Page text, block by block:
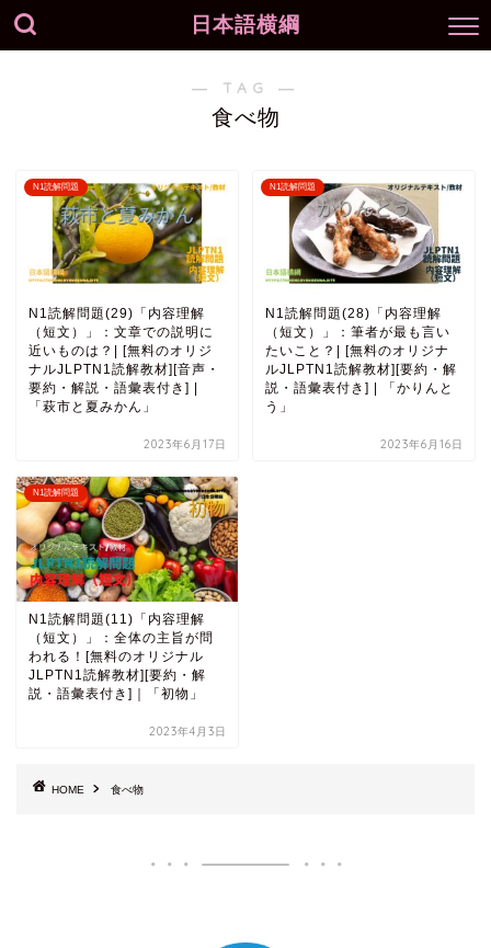
日本語横綱
― TAG ―
食べ物
N1読解問題
N1読解問題(29)「内容理解
（短文）」：文章での説明に
近いものは？| [無料のオリジ
ナルJLPTN1読解教材][音声・
要約・解説・語彙表付き] |
「萩市と夏みかん」
2023年6月17日
N1読解問題
N1読解問題(28)「内容理解
（短文）」：筆者が最も言い
たいこと？| [無料のオリジナ
ルJLPTN1読解教材][要約・解
説・語彙表付き] | 「かりんと
う」
2023年6月16日
N1読解問題
N1読解問題(11)「内容理解
（短文）」：全体の主旨が問
われる！[無料のオリジナル
JLPTN1読解教材][要約・解
説・語彙表付き]｜「初物」
2023年4月3日
HOME 食べ物